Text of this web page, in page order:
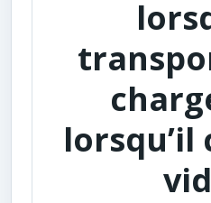
lorsqu’il